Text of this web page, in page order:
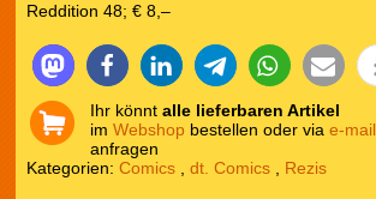
Reddition 48; € 8,–
Ihr könnt alle lieferbaren Artikel
im Webshop bestellen oder via e-mail
anfragen
Kategorien: Comics, dt. Comics, Rezis